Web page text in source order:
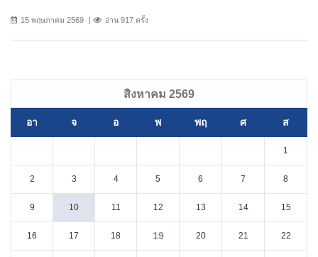
15 พฤษภาคม 2569 อ่าน 917 ครั้ง
สิงหาคม 2569
อา จ อ พ พฤ ศ ส
1
2 3 4 5 6 7 8
9 10 11 12 13 14 15
16 17 18 19 20 21 22